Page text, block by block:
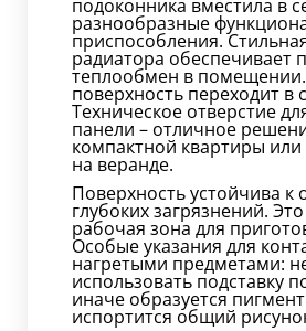
подоконника вместила в
разнообразные
приспособления.
радиатора обеспечивает
теплообмен в
поверхность переходит в
Техническое отверстие
панели – отличное
компактной квартиры или
на веранде.
Поверхность устойчива к
глубоких загрязнений.
рабочая зона для
Особые указания для
нагретыми предметами:
использовать подставку
иначе образуется
испортится общий